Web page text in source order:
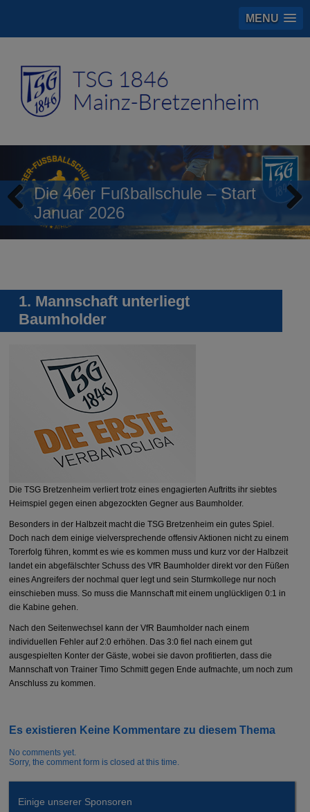
MENU
Die 46er Fußballschule – Start
Januar 2026
Previous
1. Mannschaft unterliegt
Baumholder
Die TSG Bretzenheim verliert trotz eines engagierten Auftritts ihr siebtes
Heimspiel gegen einen abgezockten Gegner aus Baumholder.
Besonders in der Halbzeit macht die TSG Bretzenheim ein gutes Spiel.
Doch nach dem einige vielversprechende offensiv Aktionen nicht zu einem
Torerfolg führen, kommt es wie es kommen muss und kurz vor der Halbzeit
landet ein abgefälschter Schuss des VfR Baumholder direkt vor den Füßen
eines Angreifers der nochmal quer legt und sein Sturmkollege nur noch
einschieben muss. So muss die Mannschaft mit einem unglückligen 0:1 in
die Kabine gehen.
Nach den Seitenwechsel kann der VfR Baumholder nach einem
individuellen Fehler auf 2:0 erhöhen. Das 3:0 fiel nach einem gut
ausgespielten Konter der Gäste, wobei sie davon profitierten, dass die
Mannschaft von Trainer Timo Schmitt gegen Ende aufmachte, um noch zum
Anschluss zu kommen.
Es existieren Keine Kommentare zu diesem Thema
No comments yet.
Sorry, the comment form is closed at this time.
Einige unserer Sponsoren